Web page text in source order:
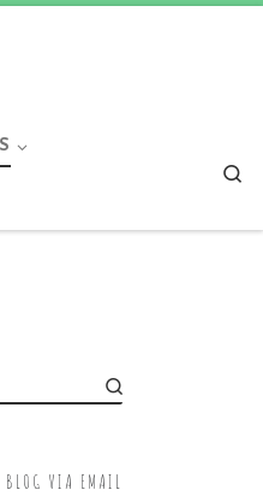
BLOG VIA EMAIL